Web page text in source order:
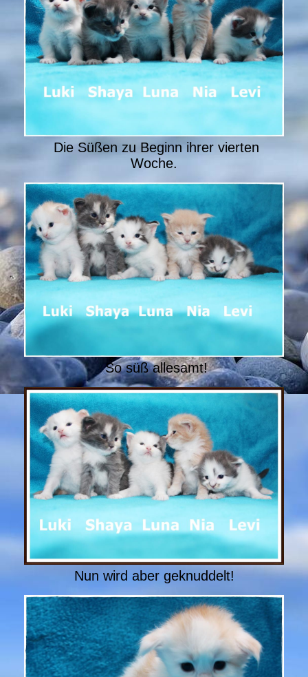
Die Süßen zu Beginn ihrer vierten
Woche.
So süß allesamt!
Nun wird aber geknuddelt!